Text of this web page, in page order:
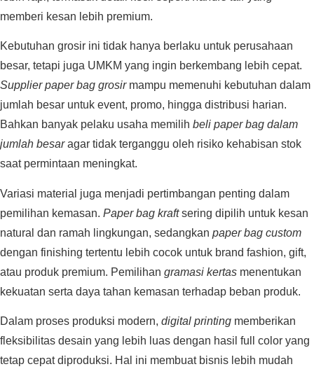
memberi kesan lebih premium.
Kebutuhan grosir ini tidak hanya berlaku untuk perusahaan
besar, tetapi juga UMKM yang ingin berkembang lebih cepat.
Supplier paper bag grosirmampu memenuhi kebutuhan dalam
jumlah besar untuk event, promo, hingga distribusi harian.
Bahkan banyak pelaku usaha memilih beli paper bag dalam
jumlah besaragar tidak terganggu oleh risiko kehabisan stok
saat permintaan meningkat.
Variasi material juga menjadi pertimbangan penting dalam
pemilihan kemasan. Paper bag kraftsering dipilih untuk kesan
natural dan ramah lingkungan, sedangkan paper bag custom
dengan finishing tertentu lebih cocok untuk brand fashion, gift,
atau produk premium. Pemilihan gramasi kertas menentukan
kekuatan serta daya tahan kemasan terhadap beban produk.
Dalam proses produksi modern, digital printing memberikan
fleksibilitas desain yang lebih luas dengan hasil full color yang
tetap cepat diproduksi. Hal ini membuat bisnis lebih mudah